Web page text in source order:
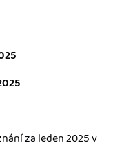
za leden 2025 v